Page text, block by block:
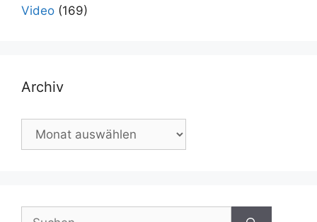
Video (169)
Archiv
Archiv
Suchen